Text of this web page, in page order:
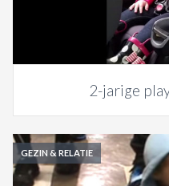
2-jarige
GEZIN & RELATIE